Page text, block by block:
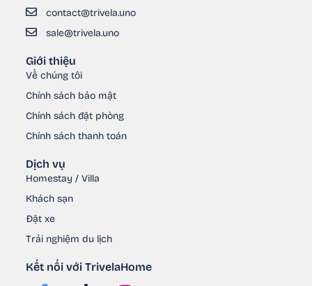
contact@trivela.uno
sale@trivela.uno
Giới thiệu
Về chúng tôi
Chính sách bảo mật
Chính sách đặt phòng
Chính sách thanh toán
Dịch vụ
Homestay / Villa
Khách sạn
Đặt xe
Trải nghiệm du lịch
Kết nối với TrivelaHome